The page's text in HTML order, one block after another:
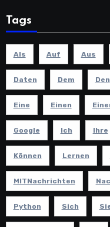
Tags
Als Auf Aus
Daten Dem Den
Eine Einen
Google Ich Ihre
Können Lernen
MITNachrichten
Python Sich